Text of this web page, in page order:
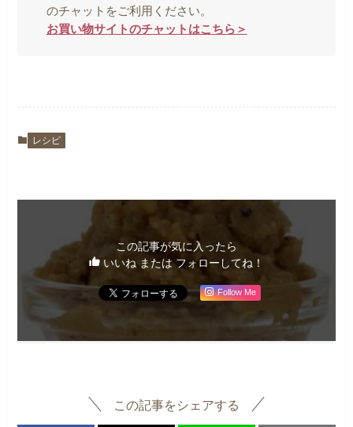
のチャットをご利用ください。
お買い物サイトのチャットはこちら＞
レシピ
この記事が気に入ったら
いいね または フォローしてね！
Follow Me
この記事をシェアする